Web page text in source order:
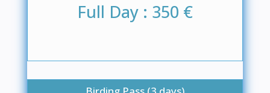
Full Day : 350 €